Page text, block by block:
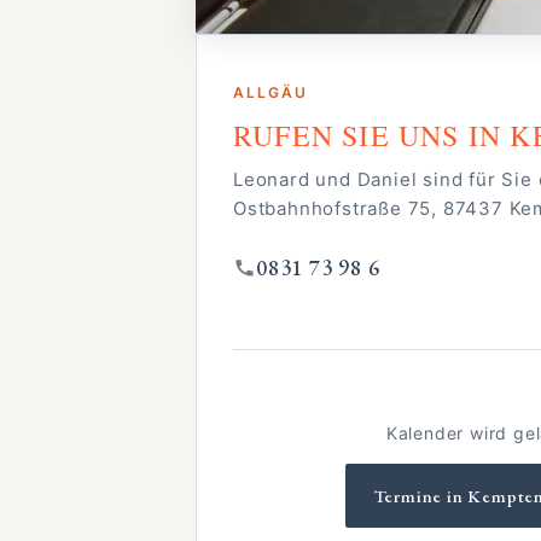
Rufen Sie an — oder
einen Beratungstermin
Bodensee, ganz wie es
Daniel Probst-Bosch
ALLGÄU
RUFEN SIE UNS IN
Leonard und Daniel sind für Sie
Ostbahnhofstraße 75, 87437
0831 73 98 6
Kalender wird
Termine in